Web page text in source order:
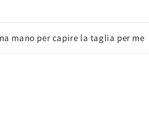
mano per capire la taglia per me